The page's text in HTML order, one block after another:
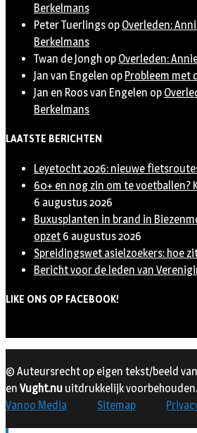
Berkelmans
Peter Tuerlings op Overleden:
Berkelmans
Twan de Jongh op Overleden:
Jan van Engelen op Probleem met
Jan en Roos van Engelen op
Berkelmans
LAATSTE BERICHTEN
Leyetocht 2026: nieuwe
60+ en nog zin om te voetballen?
6 augustus 2026
Buxusplanten in brand in
opzet 6 augustus 2026
Spreidingswet asielzoekers: hoe
Bericht voor de leden van
LIKE ONS OP FACEBOOK!
© Auteursrecht op eigen tekst/beeld van
en Vught.nu uitdrukkelijk voorbehouden.
Vanoo Media
Sitemap